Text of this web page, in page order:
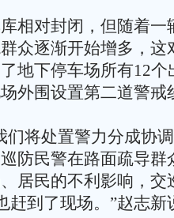
对封闭，但随着一
众逐渐开始增多，这
地下停车场所有12个
外围设置第二道警戒
将处置警力分成协
防民警在路面疏导群
居民的不利影响，交
赶到了现场。”赵志新